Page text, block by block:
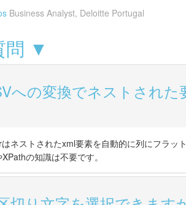
Business Analyst, Deloitte Portugal
問 ▼
への変換でネストされ
ネストされたxml要素を自動的に列にフラッ
の知識は不要です。